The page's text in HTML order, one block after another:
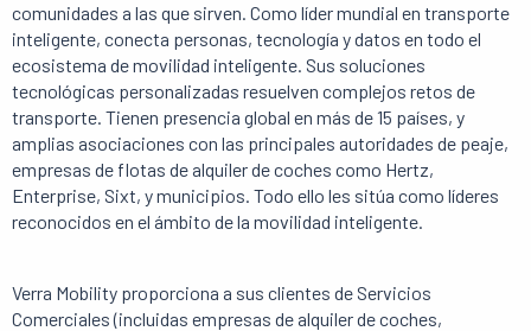
comunidades a las que sirven. Como líder mundial en transporte
inteligente, conecta personas, tecnología y datos en todo el
ecosistema de movilidad inteligente. Sus soluciones
tecnológicas personalizadas resuelven complejos retos de
transporte. Tienen presencia global en más de 15 países, y
amplias asociaciones con las principales autoridades de peaje,
empresas de flotas de alquiler de coches como Hertz,
Enterprise, Sixt, y municipios. Todo ello les sitúa como líderes
reconocidos en el ámbito de la movilidad inteligente.
Verra Mobility proporciona a sus clientes de Servicios
Comerciales (incluidas empresas de alquiler de coches,